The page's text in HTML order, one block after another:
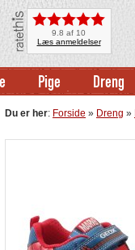
9.8 af 10
Læs anmeldelser
Pige Dreng
Du er her: Forside » Dreng »